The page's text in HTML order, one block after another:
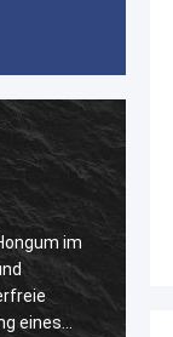
im
eines